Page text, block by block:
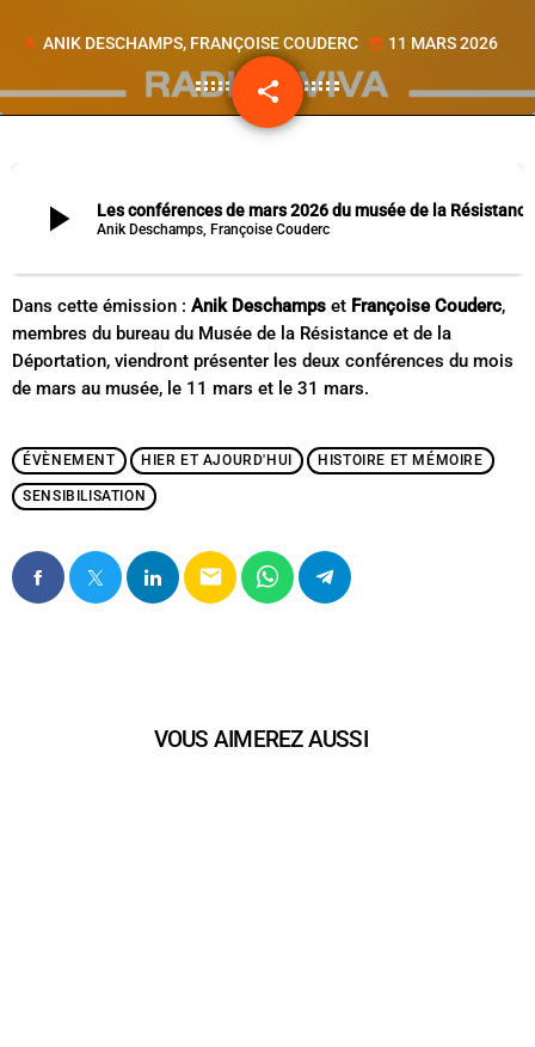
mic ANIK DESCHAMPS, FRANÇOISE COUDERC today 11 MARS 2026
share
email
play_arrow Anik Deschamps, Françoise Couderc
Dans cette émission : Anik Deschamps et Françoise Couderc,
membres du bureau du Musée de la Résistance et de la
Déportation, viendront présenter les deux conférences du mois
de mars au musée, le 11 mars et le 31 mars.
ÉVÈNEMENT HIER ET AJOURD'HUI HISTOIRE ET MÉMOIRE
SENSIBILISATION
email
VOUS AIMEREZ AUSSI